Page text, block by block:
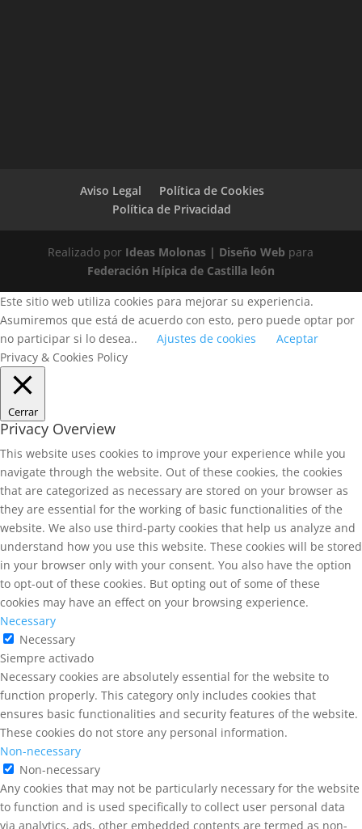
Aviso Legal
Política de Cookies
Política de Privacidad
Realizado por Ideas Molonas | Diseño Web para
Federación Hípica de Castilla león
Este sitio web utiliza cookies para mejorar su experiencia.
Asumiremos que está de acuerdo con esto, pero puede optar por
no participar si lo desea..
Ajustes de cookies
Aceptar
Privacy & Cookies Policy
Cerrar
Privacy Overview
This website uses cookies to improve your experience while you
navigate through the website. Out of these cookies, the cookies
that are categorized as necessary are stored on your browser as
they are essential for the working of basic functionalities of the
website. We also use third-party cookies that help us analyze and
understand how you use this website. These cookies will be stored
in your browser only with your consent. You also have the option
to opt-out of these cookies. But opting out of some of these
cookies may have an effect on your browsing experience.
Necessary
Necessary
Siempre activado
Necessary cookies are absolutely essential for the website to
function properly. This category only includes cookies that
ensures basic functionalities and security features of the website.
These cookies do not store any personal information.
Non-necessary
Non-necessary
Any cookies that may not be particularly necessary for the website
to function and is used specifically to collect user personal data
via analytics, ads, other embedded contents are termed as non-